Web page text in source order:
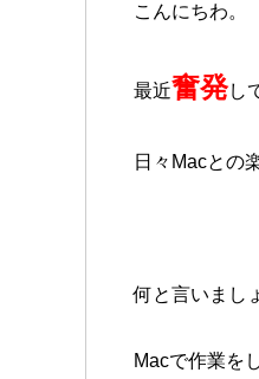
こんにちわ。
最近奮発し
日々Macとの
何と言いまし
Macで作業を